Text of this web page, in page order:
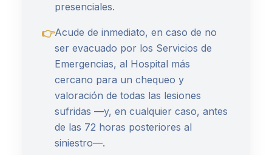
presenciales.
👉Acude de inmediato, en caso de no
ser evacuado por los Servicios de
Emergencias, al Hospital más
cercano para un chequeo y
valoración de todas las lesiones
sufridas —y, en cualquier caso, antes
de las 72 horas posteriores al
siniestro—.